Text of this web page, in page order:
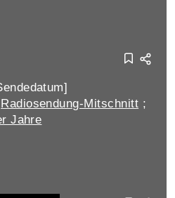
Radiosendung-Mitschnitt ;
Jahre